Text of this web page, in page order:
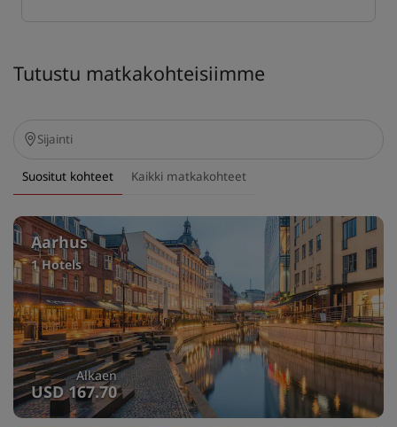
Tutustu matkakohteisiimme
Suositut kohteet Kaikki matkakohteet
Aarhus
1 Hotels
Alkaen
USD 167.70